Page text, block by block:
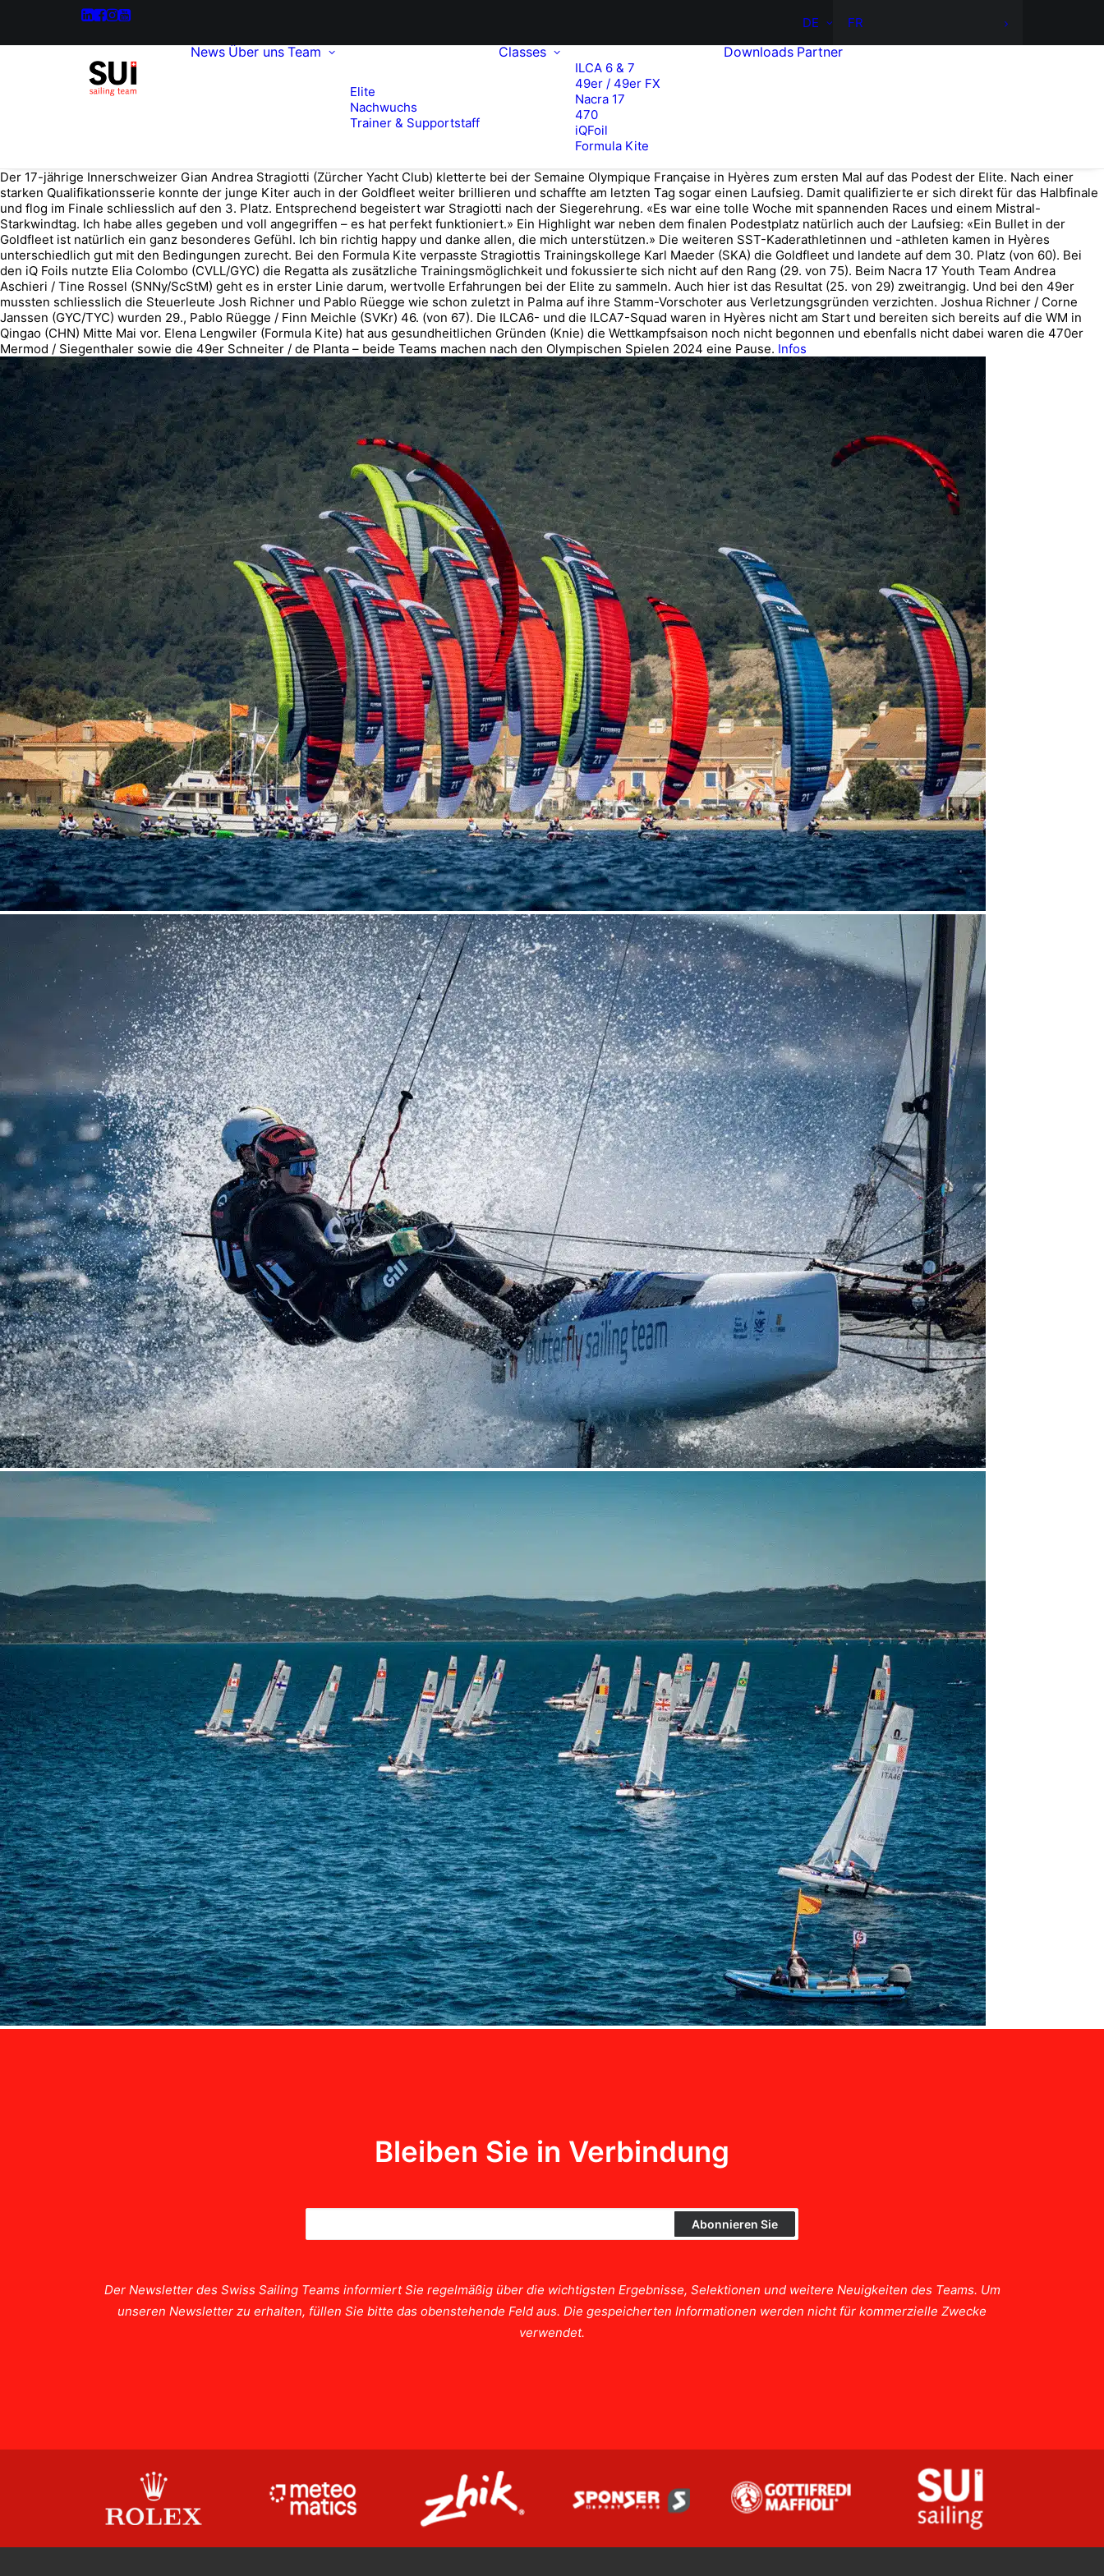
DE FR
News Über uns Team
Elite
Nachwuchs
Trainer & Supportstaff
Classes
ILCA 6 & 7
49er / 49er FX
Nacra 17
470
iQFoil
Formula Kite
Downloads Partner
Der 17-jährige Innerschweizer Gian Andrea Stragiotti (Zürcher Yacht Club) kletterte bei der Semaine Olympique Française in Hyères zum ersten Mal auf das Podest der Elite. Nach einer
starken Qualifikationsserie konnte der junge Kiter auch in der Goldfleet weiter brillieren und schaffte am letzten Tag sogar einen Laufsieg. Damit qualifizierte er sich direkt für das Halbfinale
und flog im Finale schliesslich auf den 3. Platz. Entsprechend begeistert war Stragiotti nach der Siegerehrung. «Es war eine tolle Woche mit spannenden Races und einem Mistral-
Starkwindtag. Ich habe alles gegeben und voll angegriffen – es hat perfekt funktioniert.» Ein Highlight war neben dem finalen Podestplatz natürlich auch der Laufsieg: «Ein Bullet in der
Goldfleet ist natürlich ein ganz besonderes Gefühl. Ich bin richtig happy und danke allen, die mich unterstützen.» Die weiteren SST-Kaderathletinnen und -athleten kamen in Hyères
unterschiedlich gut mit den Bedingungen zurecht. Bei den Formula Kite verpasste Stragiottis Trainingskollege Karl Maeder (SKA) die Goldfleet und landete auf dem 30. Platz (von 60). Bei
den iQ Foils nutzte Elia Colombo (CVLL/GYC) die Regatta als zusätzliche Trainingsmöglichkeit und fokussierte sich nicht auf den Rang (29. von 75). Beim Nacra 17 Youth Team Andrea
Aschieri / Tine Rossel (SNNy/ScStM) geht es in erster Linie darum, wertvolle Erfahrungen bei der Elite zu sammeln. Auch hier ist das Resultat (25. von 29) zweitrangig. Und bei den 49er
mussten schliesslich die Steuerleute Josh Richner und Pablo Rüegge wie schon zuletzt in Palma auf ihre Stamm-Vorschoter aus Verletzungsgründen verzichten. Joshua Richner / Corne
Janssen (GYC/TYC) wurden 29., Pablo Rüegge / Finn Meichle (SVKr) 46. (von 67). Die ILCA6- und die ILCA7-Squad waren in Hyères nicht am Start und bereiten sich bereits auf die WM in
Qingao (CHN) Mitte Mai vor. Elena Lengwiler (Formula Kite) hat aus gesundheitlichen Gründen (Knie) die Wettkampfsaison noch nicht begonnen und ebenfalls nicht dabei waren die 470er
Mermod / Siegenthaler sowie die 49er Schneiter / de Planta – beide Teams machen nach den Olympischen Spielen 2024 eine Pause. Infos
Bleiben Sie in Verbindung
Der Newsletter des Swiss Sailing Teams informiert Sie regelmäßig über die wichtigsten Ergebnisse, Selektionen und weitere Neuigkeiten des Teams. Um
unseren Newsletter zu erhalten, füllen Sie bitte das obenstehende Feld aus. Die gespeicherten Informationen werden nicht für kommerzielle Zwecke
verwendet.